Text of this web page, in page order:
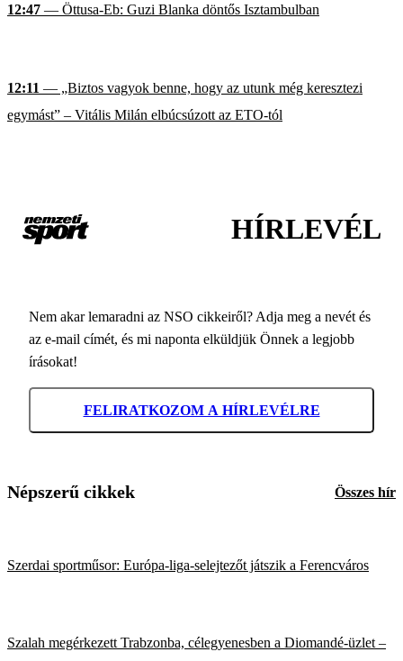
12:47 — Öttusa-Eb: Guzi Blanka döntős Isztambulban
12:11 — „Biztos vagyok benne, hogy az utunk még keresztezi
egymást” – Vitális Milán elbúcsúzott az ETO-tól
HÍRLEVÉL
Nem akar lemaradni az NSO cikkeiről? Adja meg a nevét és
az e-mail címét, és mi naponta elküldjük Önnek a legjobb
írásokat!
FELIRATKOZOM A HÍRLEVÉLRE
Népszerű cikkek Összes hír
Szerdai sportműsor: Európa-liga-selejtezőt játszik a Ferencváros
Szalah megérkezett Trabzonba, célegyenesben a Diomandé-üzlet –